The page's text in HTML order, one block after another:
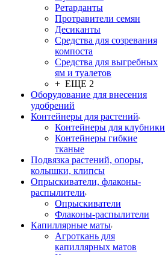
Ретарданты
Протравители семян
Десиканты
Средства для созревания
компоста
Средства для выгребных
ям и туалетов
+ ЕЩЕ 2
Оборудование для внесения
удобрений
Контейнеры для растений
Контейнеры для клубники
Контейнеры гибкие
тканые
Подвязка растений, опоры,
колышки, клипсы
Опрыскиватели, флаконы-
распылители
Опрыскиватели
Флаконы-распылители
Капиллярные маты
Агроткань для
капиллярных матов